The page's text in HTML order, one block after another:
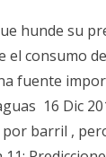
hunde su
el consumo
fuente
16 Dic
barril ,